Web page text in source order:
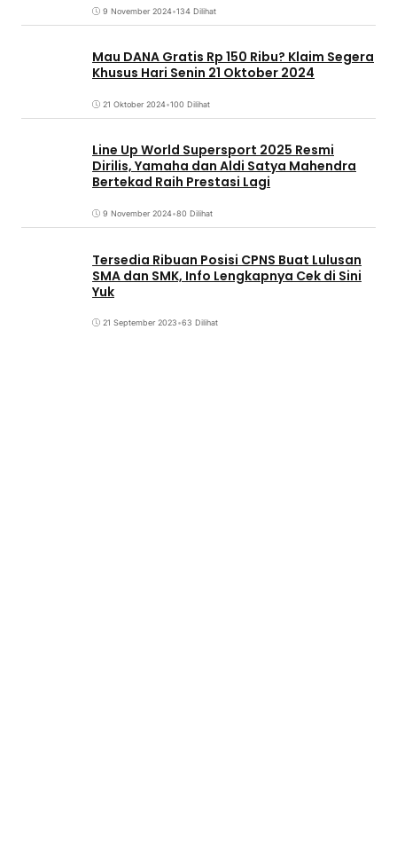
9 November 2024•134 Dilihat
Mau DANA Gratis Rp 150 Ribu? Klaim Segera
Khusus Hari Senin 21 Oktober 2024
21 Oktober 2024•100 Dilihat
Line Up World Supersport 2025 Resmi
Dirilis, Yamaha dan Aldi Satya Mahendra
Bertekad Raih Prestasi Lagi
9 November 2024•80 Dilihat
Tersedia Ribuan Posisi CPNS Buat Lulusan
SMA dan SMK, Info Lengkapnya Cek di Sini
Yuk
21 September 2023•63 Dilihat